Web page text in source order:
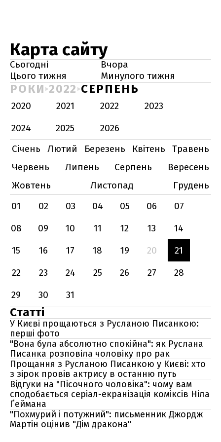
Карта сайту
Сьогодні
Вчора
Цього тижня
Минулого тижня
РОКИ 2022 СЕРПЕНЬ
2020 2021 2022
2023
2024
2025
2026
Січень
Лютий Березень Квітень
Травень
Червень
Липень Серпень
Вересень
Жовтень
Листопад
Грудень
01
02 03 04 05 06
07
08
09 10 11 12 13
14
15
16 17 18 19 20
21
22
23 24 25 26 27
28
29
30 31
Статті
У Києві прощаються з Русланою Писанкою:
перші фото
"Вона була абсолютно спокійна": як Руслана
Писанка розповіла чоловіку про рак
Прощання з Русланою Писанкою у Києві: хто
з зірок провів актрису в останню путь
Відгуки на "Пісочного чоловіка": чому вам
сподобається серіал-екранізація коміксів Ніла
Ґеймана
"Похмурий і потужний": письменник Джордж
Мартін оцінив "Дім дракона"